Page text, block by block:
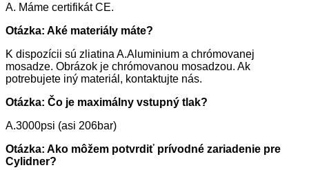
A. Máme certifikát CE.
Otázka: Aké materiály máte?
K dispozícii sú zliatina A.Aluminium a chrómovanej
mosadze. Obrázok je chrómovanou mosadzou. Ak
potrebujete iný materiál, kontaktujte nás.
Otázka: Čo je maximálny vstupný tlak?
A.3000psi (asi 206bar)
Otázka: Ako môžem potvrdiť prívodné zariadenie pre
Cylidner?